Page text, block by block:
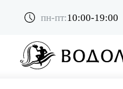
пн-пт:10:00-19:00